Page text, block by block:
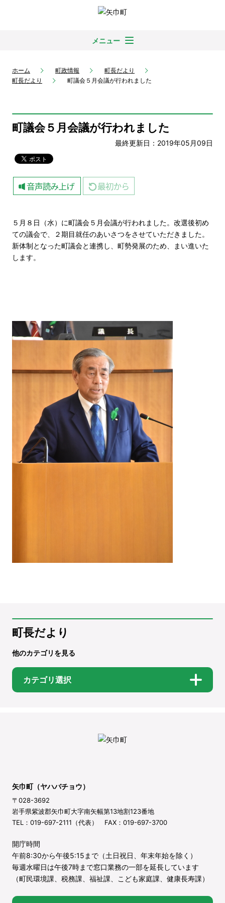
メニュー
ホーム 町政情報
町長だより
町長だより
町議会５月会議が行われました
町議会５月会議が行われました
最終更新日：2019年05月09日
５月８日（水）に町議会５月会議が行われました。改選後初め
ての議会で、２期目就任のあいさつをさせていただきました。
新体制となった町議会と連携し、町勢発展のため、まい進いた
します。
町長だより
他のカテゴリを見る
カテゴリ選択
矢巾町（ヤハバチョウ）
〒028-3692
岩手県紫波郡矢巾町大字南矢幅第13地割123番地
TEL：019-697-2111（代表） FAX：019-697-3700
開庁時間
午前8:30から午後5:15まで（土日祝日、年末年始を除く）
毎週水曜日は午後7時まで窓口業務の一部を延長しています
（町民環境課、税務課、福祉課、こども家庭課、健康長寿課）